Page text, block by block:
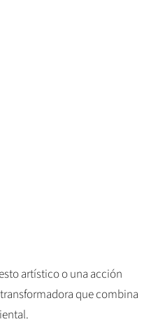
artístico o una acción
que combina